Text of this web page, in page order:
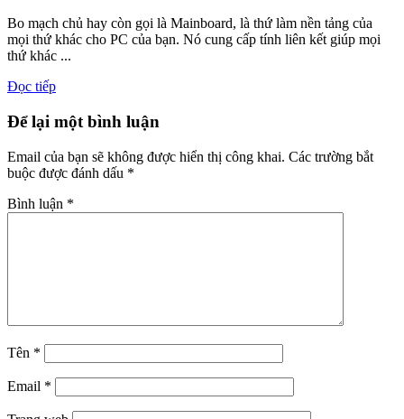
Bo mạch chủ hay còn gọi là Mainboard, là thứ làm nền tảng của
mọi thứ khác cho PC của bạn. Nó cung cấp tính liên kết giúp mọi
thứ khác ...
Đọc tiếp
Để lại một bình luận
Email của bạn sẽ không được hiển thị công khai. Các trường bắt
buộc được đánh dấu *
Bình luận *
Tên *
Email *